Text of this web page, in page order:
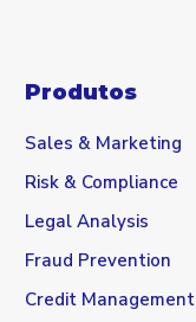
Produtos
Sales & Marketing
Risk & Compliance
Legal Analysis
Fraud Prevention
Credit Management